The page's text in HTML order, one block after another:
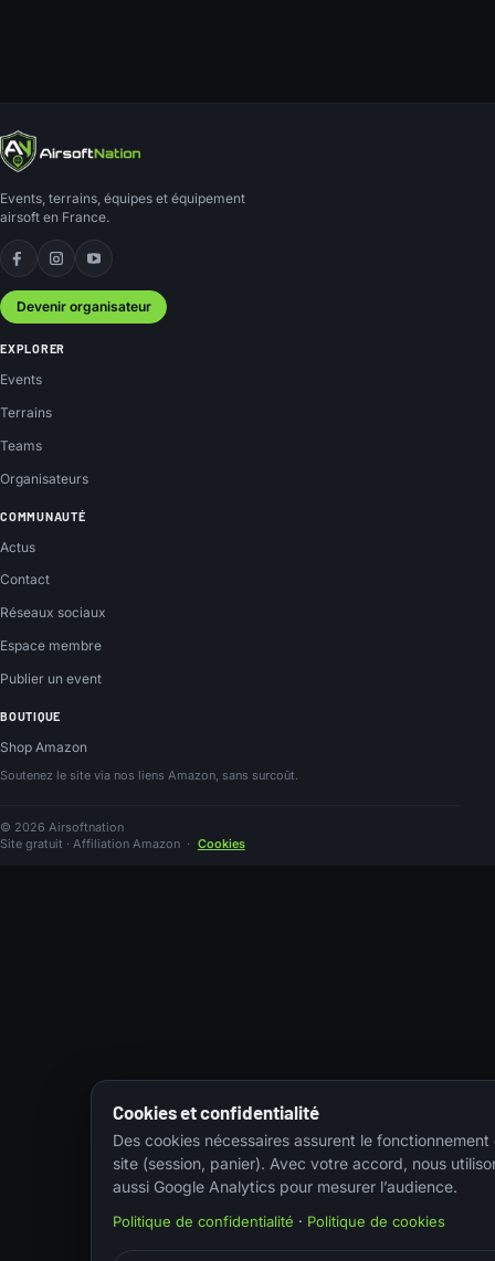
Events, terrains, équipes et équipement
airsoft en France.
Facebook
Instagram
YouTube
Devenir organisateur
EXPLORER
Events
Terrains
Teams
Organisateurs
COMMUNAUTÉ
Actus
Contact
Réseaux sociaux
Espace membre
Publier un event
BOUTIQUE
Shop Amazon
Soutenez le site via nos liens Amazon, sans surcoût.
© 2026 Airsoftnation
Site gratuit · Affiliation Amazon · Cookies
Cookies et confidentialité
Des cookies nécessaires assurent le fonctionnement
site (session, panier). Avec votre accord, nous
aussi Google Analytics pour mesurer l’audience.
Politique de confidentialité · Politique de cookies